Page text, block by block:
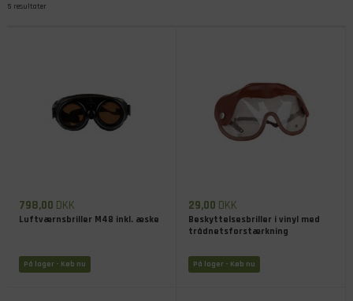
5 resultater
798,00 DKK
Luftværnsbriller M48 inkl. æske
På lager - Køb nu
29,00 DKK
Beskyttelsesbriller i vinyl med
trådnetsforstærkning
På lager - Køb nu